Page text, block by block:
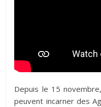
Depuis le 15
peuvent incarner des